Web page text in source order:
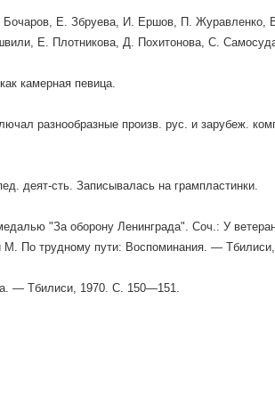
Бочаров, Е. Збруева, И. Ершов, П.
Е. Плотникова, Д. Похитонова, С.
камерная певица.
разнообразные произв. рус. и зарубеж.
деят-сть. Записывалась на грампластинки.
"За оборону Ленинграда". Соч.: У
M. По трудному пути: Воспоминания. —
— Тбилиси, 1970. С. 150—151.